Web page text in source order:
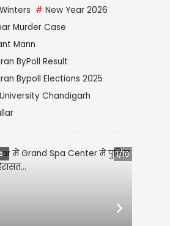
# New Year 2026
Murder Case
Mann
ByPoll Result
Bypoll Elections 2025
Chandigarh
1/10
Next